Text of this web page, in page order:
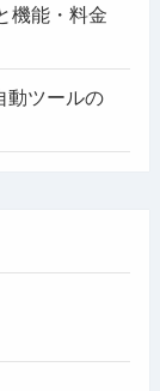
機能・料金
動ツールの